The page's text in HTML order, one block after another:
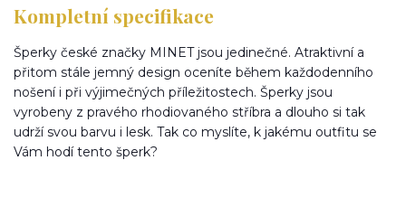
Kompletní specifikace
Šperky české značky MINET jsou jedinečné. Atraktivní a
přitom stále jemný design oceníte během každodenního
nošení i při výjimečných příležitostech. Šperky jsou
vyrobeny z pravého rhodiovaného stříbra a dlouho si tak
udrží svou barvu i lesk. Tak co myslíte, k jakému outfitu se
Vám hodí tento šperk?